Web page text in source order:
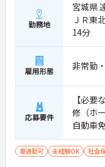
勤務地
宮城県
ＪＲ東
14分
雇用形態 非常勤
応募要件
【必要
修（ホ
自動車
車通勤可 未経験OK 社会